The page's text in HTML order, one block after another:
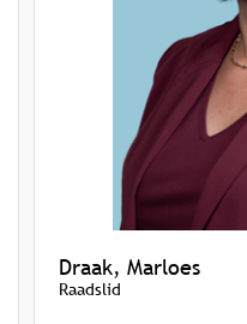
Draak, Marloes
Raadslid